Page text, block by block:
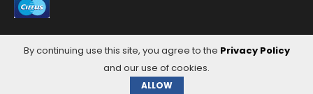
By continuing use this site, you agree to the Privacy Policy
and our use of cookies.
ALLOW